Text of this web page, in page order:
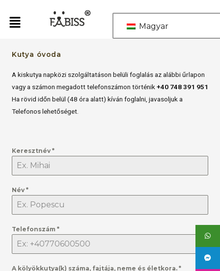
tartalomra
Magyar
Kutya óvoda
A kiskutya napközi szolgáltatáson belüli foglalás az alábbi űrlapon
vagy a számon megadott telefonszámon történik +40 748 391 951
Ha rövid időn belül (48 óra alatt) kíván foglalni, javasoljuk a
Telefonos lehetőséget.
Keresztnév *
Név *
Telefonszám *
A kölyökkutya(k) száma, fajtája, neme és életkora. *